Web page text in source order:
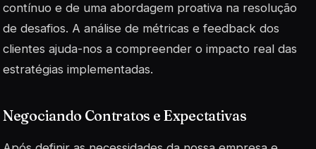
contínuo e de uma abordagem proativa na resolução
de desafios. A análise de métricas e feedback dos
clientes ajuda-nos a compreender o impacto real das
estratégias implementadas.
Negociando Contratos e Expectativas